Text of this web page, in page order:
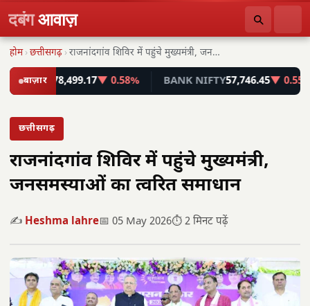
दबंगआवाज़
होम ›छत्तीसगढ़ › राजनांदगांव शिविर में पहुंचे मुख्यमंत्री, जनसमस्याओं का त्वरित…
बाज़ार
78,499.17▼ 0.58% BANK NIFTY57,746.45▼ 0.55%
छत्तीसगढ़
राजनांदगांव शिविर में पहुंचे मुख्यमंत्री,
जनसमस्याओं का त्वरित समाधान
✍️ Heshma lahre📅 05 May 2026⏱️ 2 मिनट पढ़ें